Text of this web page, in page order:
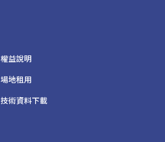
權益說明
場地租用
技術資料下載